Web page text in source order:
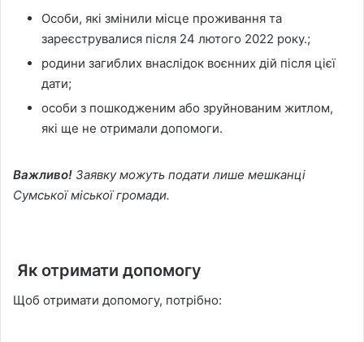
Особи, які змінили місце проживання та
зареєструвалися після 24 лютого 2022 року.;
родини загиблих внаслідок воєнних дій після цієї
дати;
особи з пошкодженим або зруйнованим житлом,
які ще не отримали допомоги.
Важливо! Заявку можуть подати лише мешканці
Сумської міської громади.
Як отримати допомогу
Щоб отримати допомогу, потрібно: